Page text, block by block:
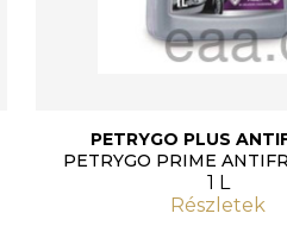
PETRYGO PLUS
PETRYGO PRIME
1 L
Részletek